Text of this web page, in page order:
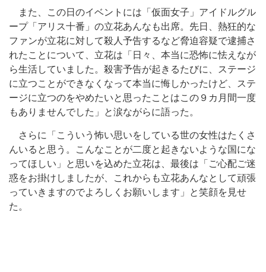
また、この日のイベントには「仮面女子」アイドルグル
ープ「アリス十番」の立花あんなも出席。先日、熱狂的な
ファンが立花に対して殺人予告するなど脅迫容疑で逮捕さ
れたことについて、立花は「日々、本当に恐怖に怯えなが
ら生活していました。殺害予告が起きるたびに、ステージ
に立つことができなくなって本当に悔しかったけど、ステ
ージに立つのをやめたいと思ったことはこの９カ月間一度
もありませんでした」と涙ながらに語った。
さらに「こういう怖い思いをしている世の女性はたくさ
んいると思う。こんなことが二度と起きないような国にな
ってほしい」と思いを込めた立花は、最後は「ご心配ご迷
惑をお掛けしましたが、これからも立花あんなとして頑張
っていきますのでよろしくお願いします」と笑顔を見せ
た。